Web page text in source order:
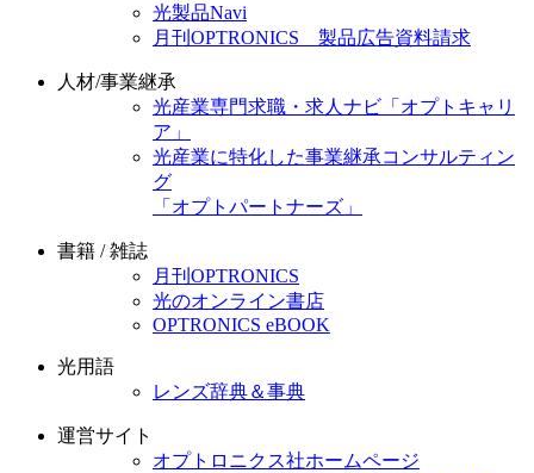
光製品Navi
月刊OPTRONICS 製品広告資料請求
人材/事業継承
光産業専門求職・求人ナビ「オプトキャリ
ア」
光産業に特化した事業継承コンサルティン
グ
「オプトパートナーズ」
書籍 / 雑誌
月刊OPTRONICS
光のオンライン書店
OPTRONICS eBOOK
光用語
レンズ辞典＆事典
運営サイト
オプトロニクス社ホームページ